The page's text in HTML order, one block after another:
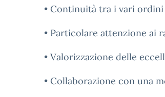
• Continuità tra i vari
• Particolare attenzione ai
• Valorizzazione delle
• Collaborazione con una